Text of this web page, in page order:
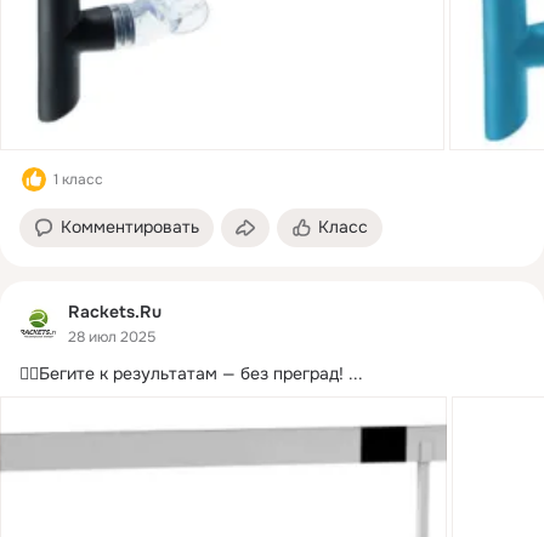
1 класс
Комментировать Класс
Rackets.Ru
28 июл 2025
🏃‍♂️Бегите к результатам — без преград! ...